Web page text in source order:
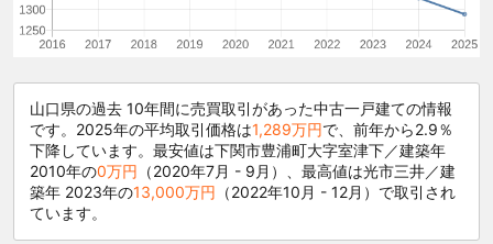
山口県の過去 10年間に売買取引があった中古一戸建ての情報
です。2025年の平均取引価格は1,289万円で、前年から2.9％
下降しています。最安値は下関市豊浦町大字室津下／建築年
2010年の0万円 （2020年7月 - 9月）、最高値は光市三井／建
築年 2023年の13,000万円 （2022年10月 - 12月）で取引され
ています。